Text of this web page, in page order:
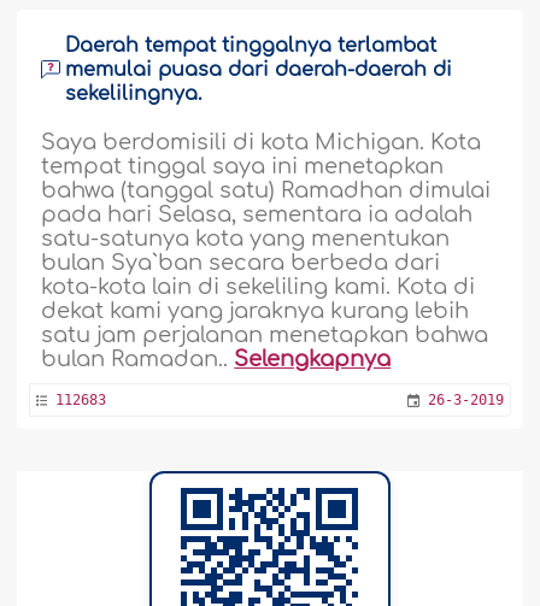
Daerah tempat tinggalnya terlambat
memulai puasa dari daerah-daerah di
sekelilingnya.
Saya berdomisili di kota Michigan. Kota
tempat tinggal saya ini menetapkan
bahwa (tanggal satu) Ramadhan dimulai
pada hari Selasa, sementara ia adalah
satu-satunya kota yang menentukan
bulan Sya`ban secara berbeda dari
kota-kota lain di sekeliling kami. Kota di
dekat kami yang jaraknya kurang lebih
satu jam perjalanan menetapkan bahwa
bulan Ramadan.. Selengkapnya
112683 26-3-2019